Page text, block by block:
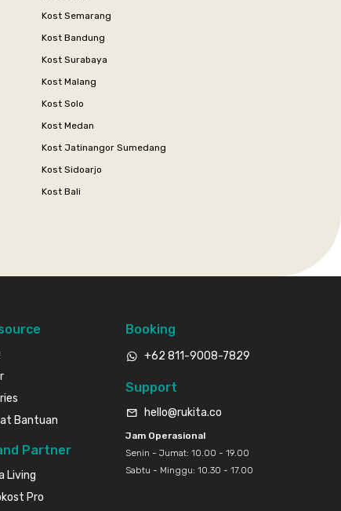
Kost Semarang
Kost Bandung
Kost Surabaya
Kost Malang
Kost Solo
Kost Medan
Kost Jatinangor Sumedang
Kost Sidoarjo
Kost Bali
Bantuan
Partner
Living
Pro
Booking
+62 811-9008-7829
Support
hello@rukita.co
Jam Operasional
Senin - Jumat: 10.00 - 19.00
Sabtu - Minggu: 10.30 - 17.00